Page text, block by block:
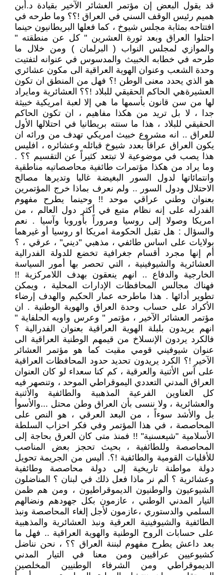
قد يقول البعض إن مؤتمر العشائر الآخير بقيادة د.أبن
هميم رئيس الوقف السني في العراق !؟؟ وما طرحه في
افتتاحه بمثابة مجلس شيوخ ، كما فعلها البريطانيون حينما
احتلوا العراق وبعد ثورة العشرين " كل عن منطقته "
والموازي لمجلس النواب ( البرلمان ) ومن خلال ما
طرحه في خطابه الخبيث والمدسوس في عنوانه لتفتيت
وحدة الشعب وعنوان الهوية العراقية الى مكون عشائري
هو الذي يحدد معنى الوطن !؟ فهل من المنطق ان تكون
العشيرةهي الحاكم الحقيقي للبلاد !؟؟ العشائرية ومايراد
لها من سن قانون بأسمها ما هي إلا لعبة امريكية خبيثة
جدا ، لا بل تريد من هكذا مفاهيم ، ان تكون الحاكم
الحقيقي للبلاد ، هذا ما سنته بريطانيا في احتلالها الأول
للعراق .. انه مشروع خبيث امريكي تهدف من ورائه ان
يكون العراق عراقاً بعدد شيوخ قبائله وعشائره ، افليس
هذا يصب في موضوعية لا تبتعد كثيراً عن التقسيم ؟؟ .
وما يراد من هكذا مؤتمرات طائفية محاصصاتيه مناطقية
وانتمائاتها لدول السور البغيضة غالبا وتديرها مصالح
الاحتلال ودول السور .. ولم نعرف بماذا خرج المؤتمرين
بعنوان وطني عراقي موحد !! وحينما يطرح مفهوم
الفدرله على إنه نظام متبع في أكثر دول العالم ، من
امريكا وصولا إلى روسيا ومروراً بأوروبا وآسيا . نعم
والسؤال : هل تقبل الحكومة امريكا او روسيا أو غيرهما
بولايات على اساس طائفي ، مذهبي "ديني" ، عرقي ، ؟
أم إنها مجرد أقسام جغرافية تخضع للدولة الفدرالية
العشائرية والشيوفينية ، التي تحصر بها أمور السياسة
الخارجية والدفاع .. انهم ينعقون بهدف اللامركزية !!
فهناك مجالس المحافظات الإدارات المحلية ، ويمكن
تطوير أدائها . هذا ماطرحه عمار الحكيم والهدف إرضاء
الأكراد على حساب وحدة العراق والهوية الوطنية . ان
مؤتمر العشائر الآخير ، مؤتمر " وعرس واويه الحلفاية "
انهم يريدون بلبلة الهوية العراقية بعنوان الفدرالية ؟
فالكرد يردون الإنسلاخ من قيمهم الوطنية العراقية الى
عنوان شيوفيني قومي مقيت كما هو مؤتمر العشائر
الآخير !؟ الكرد يريدون تحديد حدود المحافظات العراقية
على آس الأثنية والعرقية ، كم كنا سعداء لو كان العنوان
العراق المدني التعددي اليموقراطي الموحد ، وتنصهر فيه
كل العناوين الفرعية المذهبية والطائفية والأثنية
والعشائرية ، ولا ننسى بأن العراق وطن محتل ...والأسوأ
بل والأشد سوءاً ، من البعد العرقي ، هو النص على
المحاصصة ، في هذا المؤتمر وفي فكر احزاب السلطة
الأسلامية "شيعسنية" !! فمنذ متى كان العرق بحاجة إلى
المحاصصة وللطائفية ، بحيث تحجز بعض المناصب
للأقليات القومية والطائفية !؟. أليس من الجريمة تحويل
دولة مواطنة تاريخية إلى دولة محاصصة وطائفية
وعشائرية ؟ ألم نر ماذا فعل ذلك في لبنان ؟ المناضلون
الشيوعيون والوطنيون الديموقراطيون ، ومن هم ظمن
التيار المدني الوطني ، عازمون بكل جهودهم ونضالهم
السلمي والدستوري ،عازمون لأجل إلغاء المحاصصة ونبذ
الطائفية والشيوفينية العرقية ونبذ العشائرية والمذهبية
على حسابات الروح الوطنية والهوية العراقية .. فهل ما
بعد داعش يطرح مفهوم لبننة العراق ؟؟ ، نحن نناضل
كشيوعيين عراقيين ومن معنا في التيار المدني
الديموقراطي ومن الشرفاء الوطنيين المخلصين